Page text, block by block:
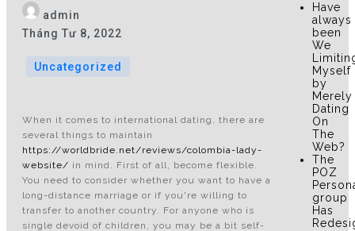
admin
Tháng Tư 8, 2022
Uncategorized
When it comes to international dating, there are
several things to maintain
https://worldbride.net/reviews/colombia-lady-
website/ in mind. First of all, become flexible.
You need to consider whether you want to have a
long-distance marriage or if you're willing to
transfer to another country. For anyone who is
single devoid of children, you may be a bit self-
Have
always
been
We
Myself
by
Merely
Dating
On
The
Web?
The
POZ
group
Has